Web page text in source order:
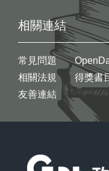
相關連結
常見問題
相關法規
友善連結
得獎書